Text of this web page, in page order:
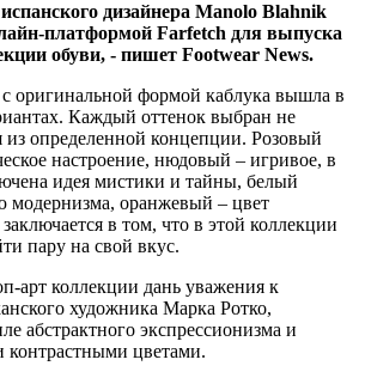
дизайнера Manolo Blahnik
платформой Farfetch для выпуска
обуви, - пишет Footwear News.
оригинальной формой каблука вышла в
Каждый оттенок выбран не
из определенной концепции. Розовый
настроение, нюдовый – игривое, в
идея мистики и тайны, белый
модернизма, оранжевый – цвет
в том, что в этой коллекции
пару на свой вкус.
арт коллекции дань уважения к
художника Марка Ротко,
абстрактного экспрессионизма и
контрастными цветами.